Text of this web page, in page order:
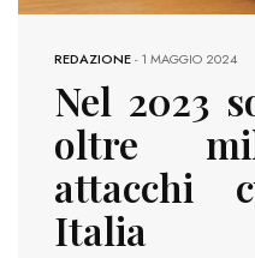
REDAZIONE-1 MAGGIO 2024
Nel 2023
oltre
attacchi
Italia